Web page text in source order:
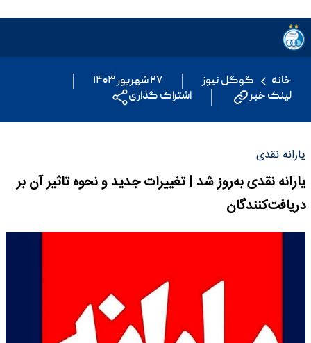
خانه گوگل نیوز
۲۷ شهریور ۱۴۰۳
لینک خبر
اشتراک گذاری
یارانه نقدی
یارانه نقدی به‌روز شد | تغییرات جدید و نحوه تاثیر آن بر
دریافت‌کنندگان